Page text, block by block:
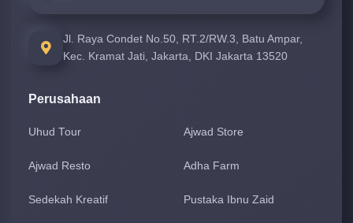
Perusahaan
Uhud Tour Ajwad Store
Ajwad Resto Adha Farm
Sedekah Kreatif Pustaka Ibnu Zaid
Jl. Raya Condet No.50, RT.2/RW.3, Batu Ampar,
Kec. Kramat Jati, Jakarta, DKI Jakarta 13520